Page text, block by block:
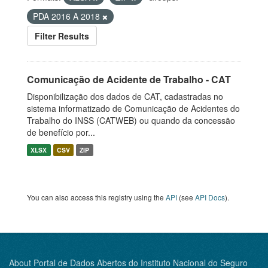
PDA 2016 A 2018
Filter Results
Comunicação de Acidente de Trabalho - CAT
Disponibilização dos dados de CAT, cadastradas no
sistema informatizado de Comunicação de Acidentes do
Trabalho do INSS (CATWEB) ou quando da concessão
de benefício por...
XLSX CSV ZIP
You can also access this registry using the API (see API Docs).
About Portal de Dados Abertos do Instituto Nacional do Seguro